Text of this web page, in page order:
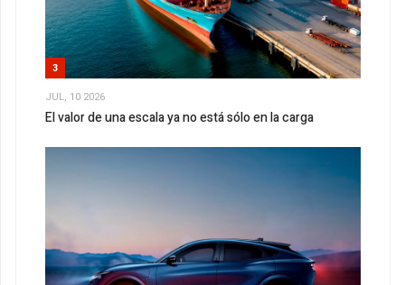
3
JUL, 10 2026
El valor de una escala ya no está sólo en la carga